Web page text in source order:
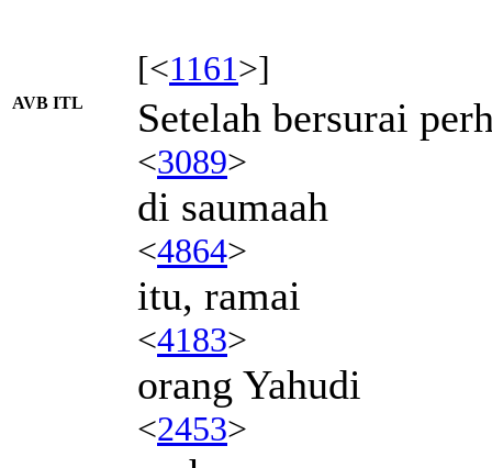
[<1161>]
AVB ITL Setelah bersurai
<3089>
di saumaah
<4864>
itu, ramai
<4183>
orang Yahudi
<2453>